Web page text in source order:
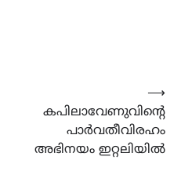
കപിലാവേണുവിൻ്റെ
പാർവതീവിരഹം
അഭിനയം ഇറ്റലിയിൽ
⟶